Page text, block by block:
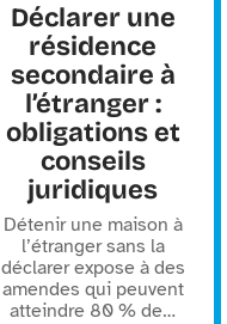
Déclarer une
résidence
secondaire à
l’étranger :
obligations et
conseils
juridiques
Détenir une maison à
l’étranger sans la
déclarer expose à des
amendes qui peuvent
atteindre 80 % de…